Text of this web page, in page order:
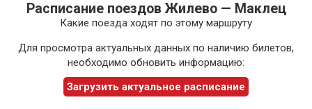
Расписание поездов Жилево — Маклец
Какие поезда ходят по этому маршруту
Для просмотра актуальных данных по наличию билетов,
необходимо обновить информацию:
Загрузить актуальное расписание